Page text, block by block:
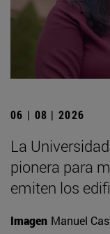
06 | 08 | 2026
La
pionera para
emiten los
Imagen Manuel